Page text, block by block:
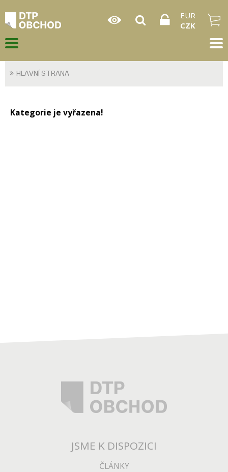
EUR
CZK
HLAVNÍ STRANA
Kategorie je vyřazena!
JSME K DISPOZICI
ČLÁNKY